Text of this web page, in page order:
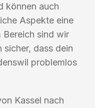
können auch
Aspekte eine
Bereich sind wir
sicher, dass dein
problemlos
Kassel nach